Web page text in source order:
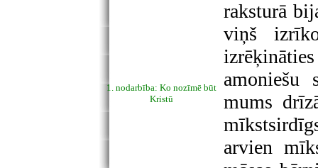
raksturā
viņš
amoniešu
mums
arvien
1. nodarbība: Ko nozīmē būt
Kristū